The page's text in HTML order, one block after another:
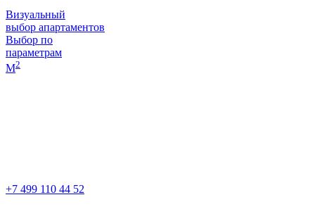
Визуальный
выбор апартаментов
Выбор по
параметрам
М2
+7 499 110 44 52